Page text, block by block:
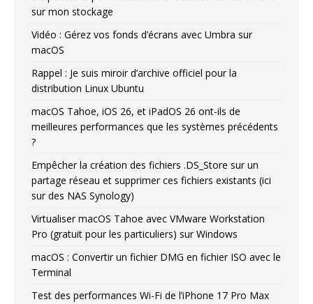
sur mon stockage
Vidéo : Gérez vos fonds d’écrans avec Umbra sur
macOS
Rappel : Je suis miroir d’archive officiel pour la
distribution Linux Ubuntu
macOS Tahoe, iOS 26, et iPadOS 26 ont-ils de
meilleures performances que les systèmes précédents
?
Empêcher la création des fichiers .DS_Store sur un
partage réseau et supprimer ces fichiers existants (ici
sur des NAS Synology)
Virtualiser macOS Tahoe avec VMware Workstation
Pro (gratuit pour les particuliers) sur Windows
macOS : Convertir un fichier DMG en fichier ISO avec le
Terminal
Test des performances Wi-Fi de l’iPhone 17 Pro Max